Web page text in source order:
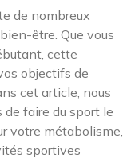
de nombreux
être. Que vous
cette
objectifs de
cet article, nous
faire du sport le
votre métabolisme,
sportives